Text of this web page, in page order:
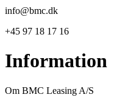
info@bmc.dk
+45 97 18 17 16
Information
Om BMC Leasing A/S